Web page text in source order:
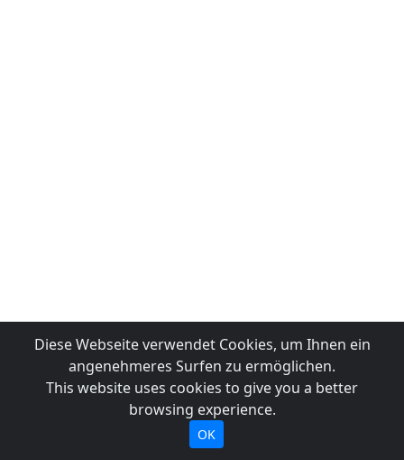
Diese Webseite verwendet Cookies, um Ihnen ein
angenehmeres Surfen zu ermöglichen.
This website uses cookies to give you a better
browsing experience.
OK